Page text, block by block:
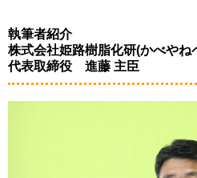
執筆者紹介
株式会社姫路樹脂化研(かべや
代表取締役 進藤 主臣